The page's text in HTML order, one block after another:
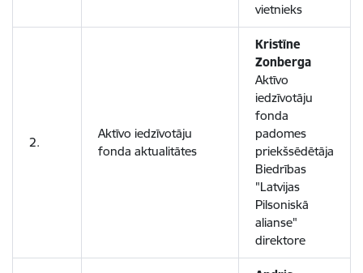
vietnieks
2.
Aktīvo iedzīvotāju
fonda aktualitātes
Kristīne
Zonberga
Aktīvo
iedzīvotāju
fonda
padomes
priekšsēdētāja
Biedrības
"Latvijas
Pilsoniskā
alianse"
direktore